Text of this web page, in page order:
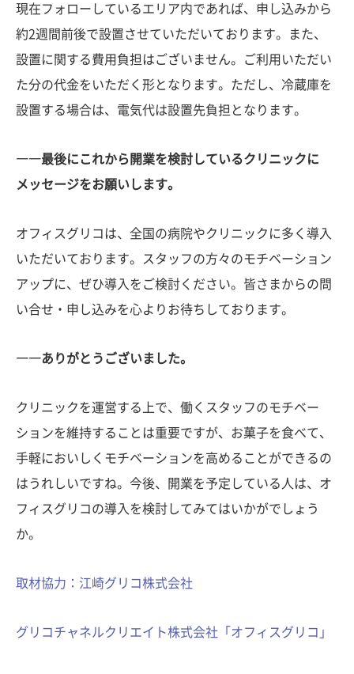
現在フォローしているエリア内であれば、申し込みから
約2週間前後で設置させていただいております。また、
設置に関する費用負担はございません。ご利用いただい
た分の代金をいただく形となります。ただし、冷蔵庫を
設置する場合は、電気代は設置先負担となります。
――最後にこれから開業を検討しているクリニックに
メッセージをお願いします。
オフィスグリコは、全国の病院やクリニックに多く導入
いただいております。スタッフの方々のモチベーション
アップに、ぜひ導入をご検討ください。皆さまからの問
い合せ・申し込みを心よりお待ちしております。
――ありがとうございました。
クリニックを運営する上で、働くスタッフのモチベー
ションを維持することは重要ですが、お菓子を食べて、
手軽においしくモチベーションを高めることができるの
はうれしいですね。今後、開業を予定している人は、オ
フィスグリコの導入を検討してみてはいかがでしょう
か。
取材協力：江崎グリコ株式会社
グリコチャネルクリエイト株式会社「オフィスグリコ」